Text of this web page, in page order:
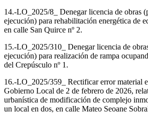
14.-LO_2025/8_ Denegar licencia de obras
ejecución) para rehabilitación energética de
en calle San Quirce nº 2.
15.-LO_2025/310_ Denegar licencia de
ejecución) para realización de rampa
del Crepúsculo nº 1.
16.-LO_2025/359_ Rectificar error material
Gobierno Local de 2 de febrero de 2026,
urbanística de modificación de complejo
un local en dos, en calle Mateo Seoane